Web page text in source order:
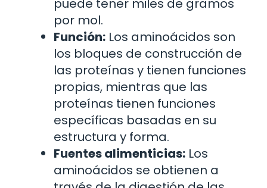
puede tener miles de gramos
por mol.
Función: Los aminoácidos son
los bloques de construcción de
las proteínas y tienen funciones
propias, mientras que las
proteínas tienen funciones
específicas basadas en su
estructura y forma.
Fuentes alimenticias: Los
aminoácidos se obtienen a